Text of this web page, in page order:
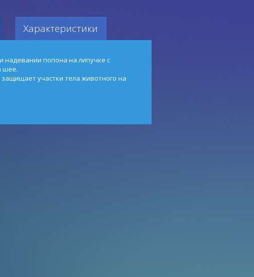
Характеристики
надевании попона на липучке с
шее.
участки тела животного на